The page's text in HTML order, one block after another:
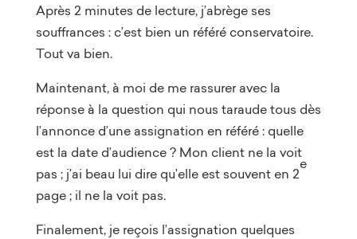
Après 2 minutes de lecture, j’abrège ses
souffrances : c’est bien un référé conservatoire.
Tout va bien.
Maintenant, à moi de me rassurer avec la
réponse à la question qui nous taraude tous dès
l’annonce d’une assignation en référé : quelle
est la date d’audience ? Mon client ne la voit
pas ; j’ai beau lui dire qu’elle est souvent en 2
e
page ; il ne la voit pas.
Finalement, je reçois l’assignation quelques